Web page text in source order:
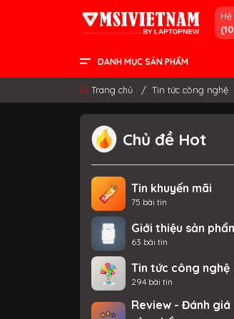
DANH MỤC SẢN PHẨM
Trang chủ / Tin tức công nghệ
Chủ đề Hot
Tin khuyến mãi
75 bài tin
Giới thiệu sản
63 bài tin
Tin tức công nghệ
294 bài tin
Review - Đánh